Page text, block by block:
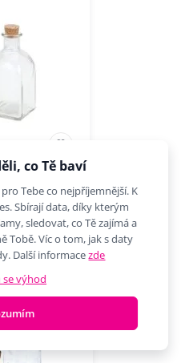
ocet, sklo
Do košíku
co Tě baví
Tebe co nejpříjemnější. K
Sbírají data, díky kterým
sledovat, co Tě zajímá a
Tobě. Víc o tom, jak s daty
Další informacezde
se výhod